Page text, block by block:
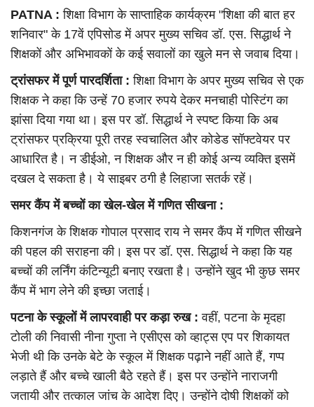
PATNA : शिक्षा विभाग के साप्ताहिक कार्यक्रम "शिक्षा की बात हर
शनिवार" के 17वें एपिसोड में अपर मुख्य सचिव डॉ. एस. सिद्धार्थ ने
शिक्षकों और अभिभावकों के कई सवालों का खुले मन से जवाब दिया।
ट्रांसफर में पूर्ण पारदर्शिता :शिक्षा विभाग के अपर मुख्य सचिव से एक
शिक्षक ने कहा कि उन्हें 70 हजार रुपये देकर मनचाही पोस्टिंग का
झांसा दिया गया था। इस पर डॉ. सिद्धार्थ ने स्पष्ट किया कि अब
ट्रांसफर प्रक्रिया पूरी तरह स्वचालित और कोडेड सॉफ्टवेयर पर
आधारित है। न डीईओ, न शिक्षक और न ही कोई अन्य व्यक्ति इसमें
दखल दे सकता है। ये साइबर ठगी है लिहाजा सतर्क रहें।
समर कैंप में बच्चों का खेल-खेल में गणित सीखना :
किशनगंज के शिक्षक गोपाल प्रसाद राय ने समर कैंप में गणित सीखने
की पहल की सराहना की। इस पर डॉ. एस. सिद्धार्थ ने कहा कि यह
बच्चों की लर्निंग कंटिन्यूटी बनाए रखता है। उन्होंने खुद भी कुछ समर
कैंप में भाग लेने की इच्छा जताई।
पटना के स्कूलों में लापरवाही पर कड़ा रुख :वहीं, पटना के मृदहा
टोली की निवासी नीना गुप्ता ने एसीएस को व्हाट्स एप पर शिकायत
भेजी थी कि उनके बेटे के स्कूल में शिक्षक पढ़ाने नहीं आते हैं, गप्प
लड़ाते हैं और बच्चे खाली बैठे रहते हैं। इस पर उन्होंने नाराजगी
जतायी और तत्काल जांच के आदेश दिए। उन्होंने दोषी शिक्षकों को